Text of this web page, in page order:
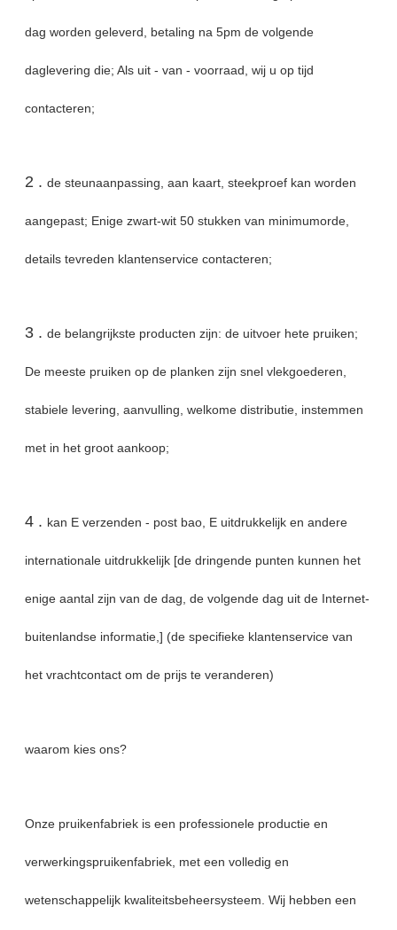
dag worden geleverd, betaling na 5pm de volgende
daglevering die; Als uit - van - voorraad, wij u op tijd
contacteren;
2 . de steunaanpassing, aan kaart, steekproef kan worden
aangepast; Enige zwart-wit 50 stukken van minimumorde,
details tevreden klantenservice contacteren;
3 . de belangrijkste producten zijn: de uitvoer hete pruiken;
De meeste pruiken op de planken zijn snel vlekgoederen,
stabiele levering, aanvulling, welkome distributie, instemmen
met in het groot aankoop;
4 . kan E verzenden - post bao, E uitdrukkelijk en andere
internationale uitdrukkelijk [de dringende punten kunnen het
enige aantal zijn van de dag, de volgende dag uit de Internet-
buitenlandse informatie,] (de specifieke klantenservice van
het vrachtcontact om de prijs te veranderen)
waarom kies ons?
Onze pruikenfabriek is een professionele productie en
verwerkingspruikenfabriek, met een volledig en
wetenschappelijk kwaliteitsbeheersysteem. Wij hebben een